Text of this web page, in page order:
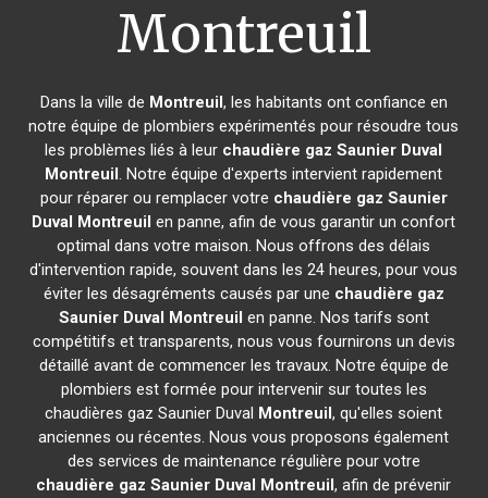
Montreuil
Dans la ville de Montreuil, les habitants ont confiance en
notre équipe de plombiers expérimentés pour résoudre tous
les problèmes liés à leur chaudière gaz Saunier Duval
Montreuil. Notre équipe d'experts intervient rapidement
pour réparer ou remplacer votre chaudière gaz Saunier
Duval Montreuil en panne, afin de vous garantir un confort
optimal dans votre maison. Nous offrons des délais
d'intervention rapide, souvent dans les 24 heures, pour vous
éviter les désagréments causés par une chaudière gaz
Saunier Duval Montreuil en panne. Nos tarifs sont
compétitifs et transparents, nous vous fournirons un devis
détaillé avant de commencer les travaux. Notre équipe de
plombiers est formée pour intervenir sur toutes les
chaudières gaz Saunier Duval Montreuil, qu'elles soient
anciennes ou récentes. Nous vous proposons également
des services de maintenance régulière pour votre
chaudière gaz Saunier Duval Montreuil, afin de prévenir